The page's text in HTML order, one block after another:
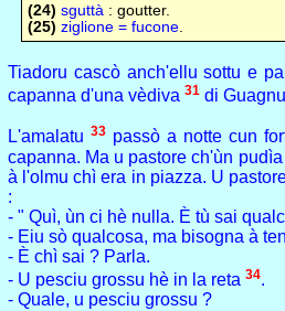
(24) sguttà : goutter.
(25) ziglione = fucone.
Tiadoru cascò anch'ellu sottu e
capanna d'una vèdiva 31 di
L'amalatu33 passò a notte cun
capanna. Ma u pastore ch'ùn
à l'olmu chì era in piazza. U
:
- " Quì, ùn ci hè nulla. È tù sai
- Eiu sò qualcosa, ma bisogna à
- È chì sai ? Parla.
- U pesciu grossu hè in la reta 34.
- Quale, u pesciu grossu ?